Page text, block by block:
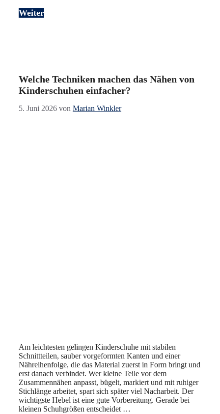
Weiter
Welche Techniken machen das Nähen von
Kinderschuhen einfacher?
5. Juni 2026 von Marian Winkler
Am leichtesten gelingen Kinderschuhe mit stabilen
Schnittteilen, sauber vorgeformten Kanten und einer
Nähreihenfolge, die das Material zuerst in Form bringt und
erst danach verbindet. Wer kleine Teile vor dem
Zusammennähen anpasst, bügelt, markiert und mit ruhiger
Stichlänge arbeitet, spart sich später viel Nacharbeit. Der
wichtigste Hebel ist eine gute Vorbereitung. Gerade bei
kleinen Schuhgrößen entscheidet …